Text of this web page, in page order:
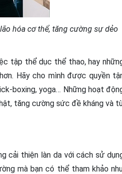
hóa cơ thể, tăng cường sự dẻo
tập thể dục thể thao, hay
Hãy cho mình được quyền
boxing, yoga… Những hoạt
tăng cường sức đề kháng và
cải thiện làn da với cách sử
mà bạn có thể tham khảo